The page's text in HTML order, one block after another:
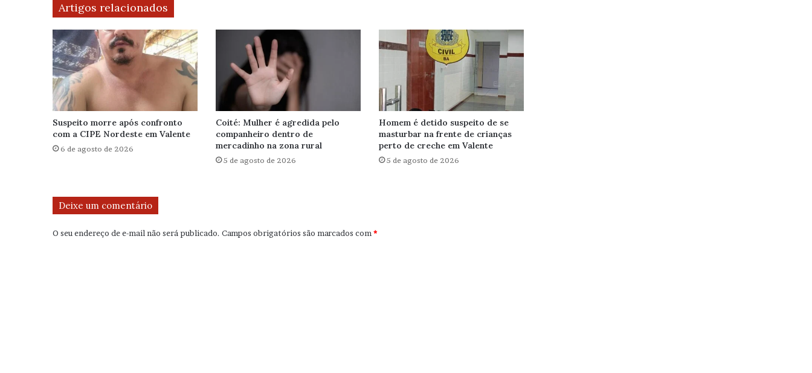
Artigos relacionados
Suspeito morre após confronto
com a CIPE Nordeste em Valente
6 de agosto de 2026
Coité: Mulher é agredida pelo
companheiro dentro de
mercadinho na zona rural
5 de agosto de 2026
Homem é detido suspeito de se
masturbar na frente de crianças
perto de creche em Valente
5 de agosto de 2026
Deixe um comentário
O seu endereço de e-mail não será publicado. Campos obrigatórios são marcados com*